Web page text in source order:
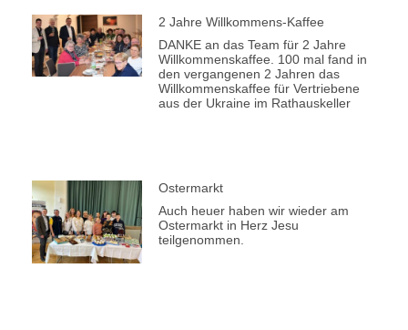
2 Jahre Willkommens-Kaffee
DANKE an das Team für 2 Jahre
Willkommenskaffee. 100 mal fand in
den vergangenen 2 Jahren das
Willkommenskaffee für Vertriebene
aus der Ukraine im Rathauskeller
Ostermarkt
Auch heuer haben wir wieder am
Ostermarkt in Herz Jesu
teilgenommen.